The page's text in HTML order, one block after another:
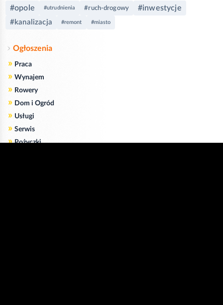
#opole #utrudnienia #ruch-drogowy #inwestycje
#kanalizacja #remont #miasto
Ogłoszenia
» Praca
» Wynajem
» Rowery
» Dom i Ogród
» Usługi
» Serwis
» Pożyczki